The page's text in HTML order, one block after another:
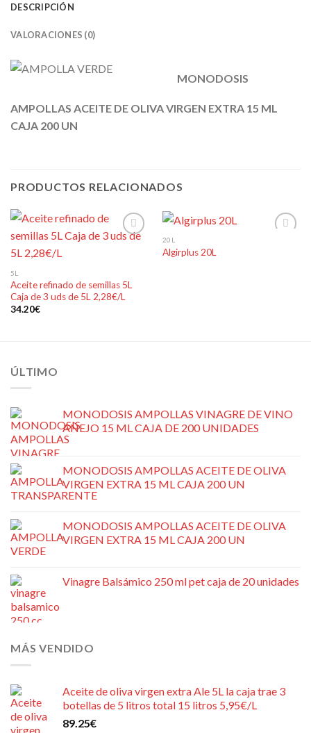
DESCRIPCIÓN
VALORACIONES (0)
MONODOSIS
AMPOLLAS ACEITE DE OLIVA VIRGEN EXTRA 15 ML
CAJA 200 UN
PRODUCTOS RELACIONADOS
lista de
deseos
5L
Aceite refinado de semillas 5L
Caja de 3 uds de 5L 2,28€/L
34.20€
20L
Algirplus 20L
ÚLTIMO
MONODOSIS AMPOLLAS VINAGRE DE VINO
AÑEJO 15 ML CAJA DE 200 UNIDADES
MONODOSIS AMPOLLAS ACEITE DE OLIVA
VIRGEN EXTRA 15 ML CAJA 200 UN
MONODOSIS AMPOLLAS ACEITE DE OLIVA
VIRGEN EXTRA 15 ML CAJA 200 UN
Vinagre Balsámico 250 ml pet caja de 20 unidades
MÁS VENDIDO
Aceite de oliva virgen extra Ale 5L la caja trae 3
botellas de 5 litros total 15 litros 5,95€/L
89.25€